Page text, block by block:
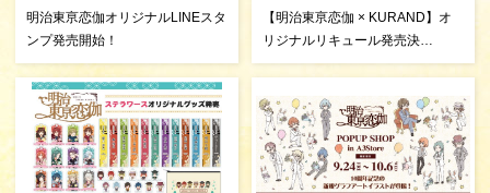
明治東亰恋伽オリジナルLINEスタ
ンプ発売開始！
【明治東亰恋伽 × KURAND】オ
リジナルリキュール発売決…